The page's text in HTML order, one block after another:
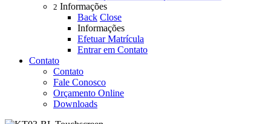
2 Informações
Back Close
Informações
Efetuar Matrícula
Entrar em Contato
Contato
Contato
Fale Conosco
Orçamento Online
Downloads